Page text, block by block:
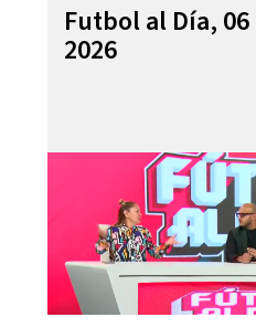
Futbol al Día,
2026